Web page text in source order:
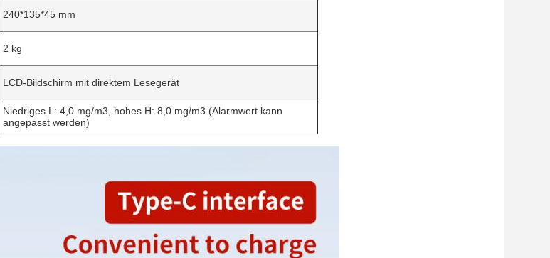
240*135*45 mm
2 kg
LCD-Bildschirm mit direktem Lesegerät
Niedriges L: 4,0 mg/m3, hohes H: 8,0 mg/m3 (Alarmwert kann
angepasst werden)